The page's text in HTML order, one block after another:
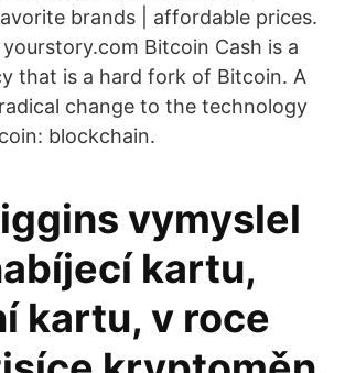
brands | affordable prices.
Bitcoin Cash is a
that is a hard fork of Bitcoin. A
change to the technology
blockchain.
vymyslel
kartu,
kartu, v roce